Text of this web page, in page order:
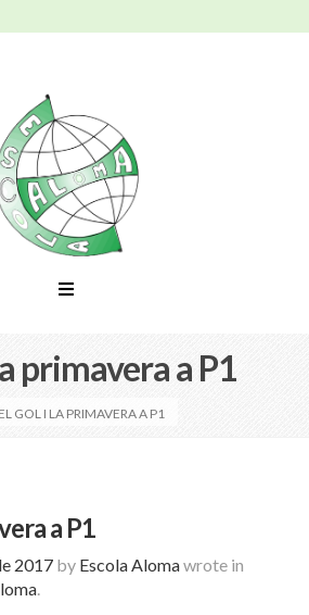
primavera a P1
EL GOL I LA PRIMAVERA A P1
a P1
2017 by Escola Alomawrote in
.